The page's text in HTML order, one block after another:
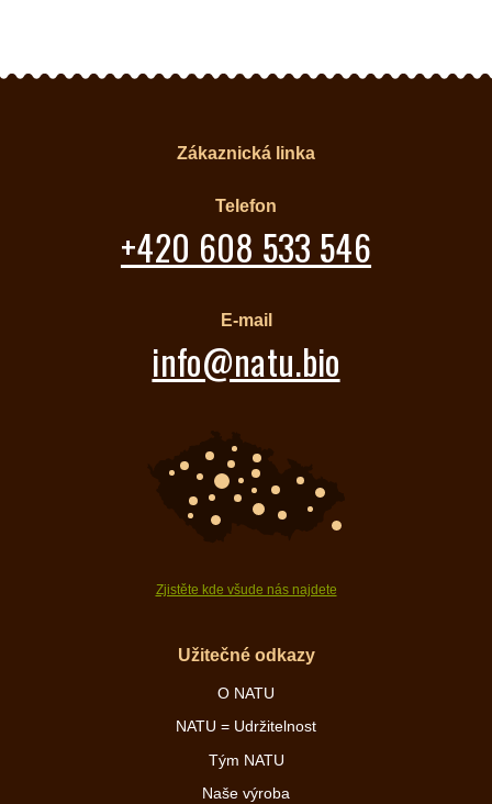
Zákaznická linka
Telefon
+420 608 533 546
E-mail
info@natu.bio
Zjistěte kde všude nás najdete
Užitečné odkazy
O NATU
NATU = Udržitelnost
Tým NATU
Naše výroba